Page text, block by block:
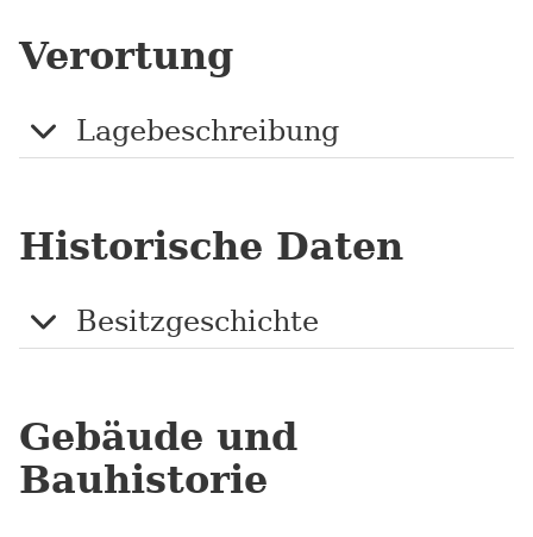
Verortung
Lagebeschreibung
Historische Daten
Besitzgeschichte
Gebäude und
Bauhistorie